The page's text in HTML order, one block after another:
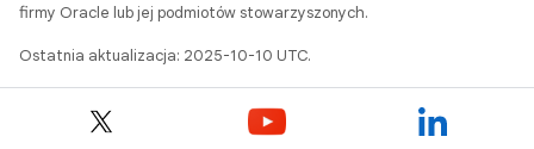
firmy Oracle lub jej podmiotów stowarzyszonych.
Ostatnia aktualizacja: 2025-10-10 UTC.